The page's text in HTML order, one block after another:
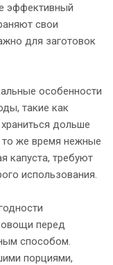
эффективный
свои
для заготовок
особенности
такие как
дольше
то же время нежные
капуста, требуют
использования.
перед
способом.
порциями,